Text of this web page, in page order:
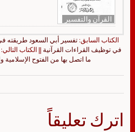
القرآن والتفسير
الكتاب السابق: تفسير أبي السعود طريقته
في توظيف القراءات القرآنية || الكتاب التالي:
ما اتصل بها من الفتوح الإسلامية
اترك تعليقاً